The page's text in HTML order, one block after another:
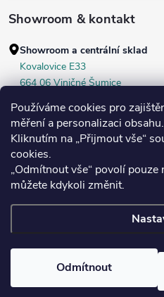
Používáme cookies pro
měření a personalizaci obsahu.
Kliknutím na „Přijmout vše“
cookies.
„Odmítnout vše“ povolí
můžete kdykoli změnit.
Odmítnout
Showroom & kontakt
Showroom a centrální sklad
Kovalovice E33
664 06 Viničné Šumice
+420 604 536 499
Po–Pá:7:30–16:00
Středa:
Sobota:8:00–10:00